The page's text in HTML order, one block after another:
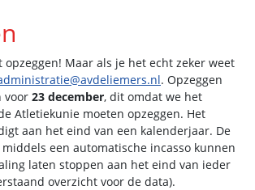
opzeggen! Maar als je het echt zeker weet
. Opzeggen
voor 23 december, dit omdat we het
Atletiekunie moeten opzeggen. Het
aan het eind van een kalenderjaar. De
een automatische incasso kunnen
laten stoppen aan het eind van ieder
overzicht voor de data).